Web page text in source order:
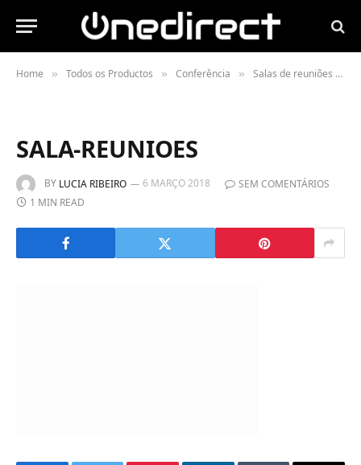
Home » Todos os Productos » Conferência » Salas de reuniões – novas soluções colaborativas
SALA-REUNIOES
BY LUCIA RIBEIRO 6 MARÇO 2018
SEM COMENTÁRIOS
1 MIN READ